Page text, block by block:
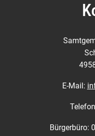
E-Mail:
Bürgerbüro: